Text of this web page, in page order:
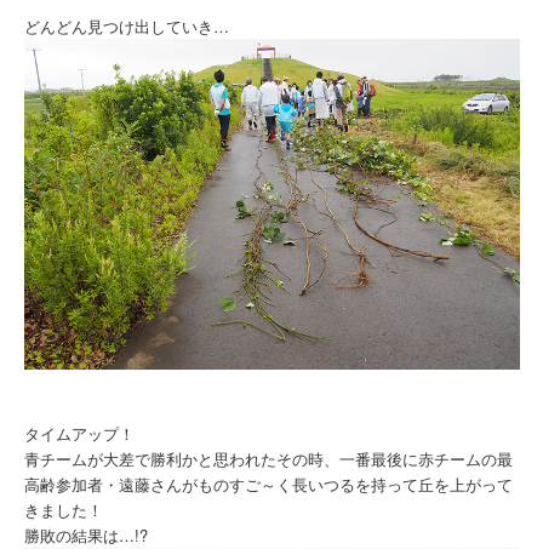
どんどん見つけ出していき…
タイムアップ！
青チームが大差で勝利かと思われたその時、一番最後に赤チームの最
高齢参加者・遠藤さんがものすご～く長いつるを持って丘を上がって
きました！
勝敗の結果は…!?